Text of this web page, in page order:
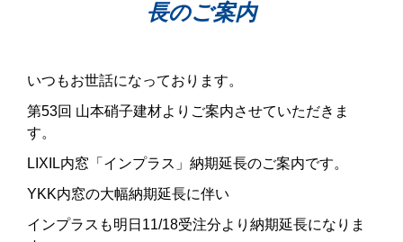
長のご案内
いつもお世話になっております。
第53回 山本硝子建材よりご案内させていただきま
す。
LIXIL内窓「インプラス」納期延長のご案内です。
YKK内窓の大幅納期延長に伴い
インプラスも明日11/18受注分より納期延長になりま